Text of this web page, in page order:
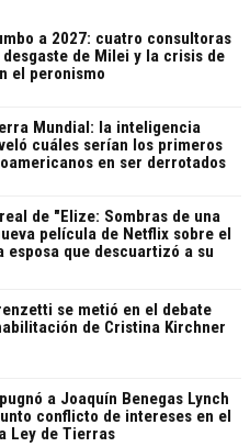
a 2027: cuatro consultoras
de Milei y la crisis de
el peronismo
Mundial: la inteligencia
cuáles serían los primeros
en ser derrotados
de "Elize: Sombras de una
película de Netflix sobre el
esposa que descuartizó a su
se metió en el debate
de Cristina Kirchner
a Joaquín Benegas Lynch
conflicto de intereses en el
Ley de Tierras